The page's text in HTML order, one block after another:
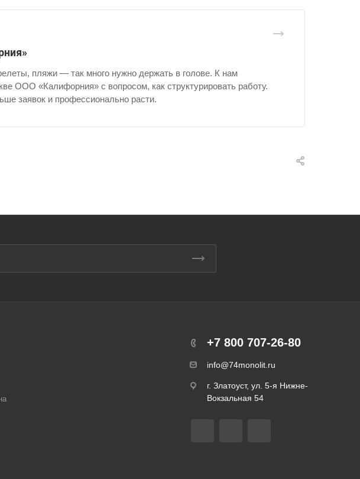
пляжи — так много нужно держать в голове. К нам
ООО «Калифорния» с вопросом, как структурировать работу.
заявок и профессионально расти.
+7 800 707-26-80
info@74monolit.ru
г. Златоуст, ул. 5-я Нижне-
Вокзальная 54